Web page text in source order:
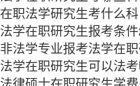
在职法学研究生考什么
法学在职研究生报考条
非法学专业报考法学在
法学在职研究生可以法